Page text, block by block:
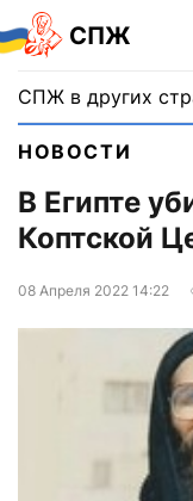
СПЖ
СПЖ в других
НОВОСТИ
В Египте
Коптской
08 Апреля 2022 14:22